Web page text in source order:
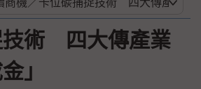
技術 四大傳產業
」